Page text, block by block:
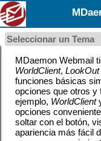
Seleccionar un Tema
MDaemon Webmail
WorldClient, LookOut
funciones básicas
opciones que otros y
ejemplo, WorldClient
opciones
soltar con el botón,
apariencia más fácil